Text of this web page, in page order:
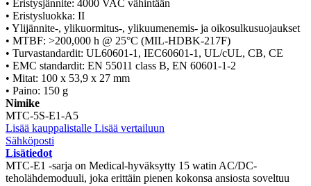
• Eristysjännite: 4000 VAC vähintään
• Eristysluokka: II
• Ylijännite-, ylikuormitus-, ylikuumenemis- ja oikosulkusuojaukset
• MTBF: >200,000 h @ 25°C (MIL-HDBK-217F)
• Turvastandardit: UL60601-1, IEC60601-1, UL/cUL, CB, CE
• EMC standardit: EN 55011 class B, EN 60601-1-2
• Mitat: 100 x 53,9 x 27 mm
• Paino: 150 g
Nimike
MTC-5S-E1-A5
Lisää kauppalistalle Lisää vertailuun
Sähköposti
Lisätiedot
MTC-E1 -sarja on Medical-hyväksytty 15 watin AC/DC-
teholähdemoduuli, joka erittäin pienen kokonsa ansiosta soveltuu